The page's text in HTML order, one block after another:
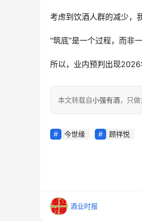
考虑到饮酒人群的减少，
“筑底”是一个过程，而非
所以，业内预判出现
本文转载自小强有酒，只
今世缘 顾祥悦
酒业时报